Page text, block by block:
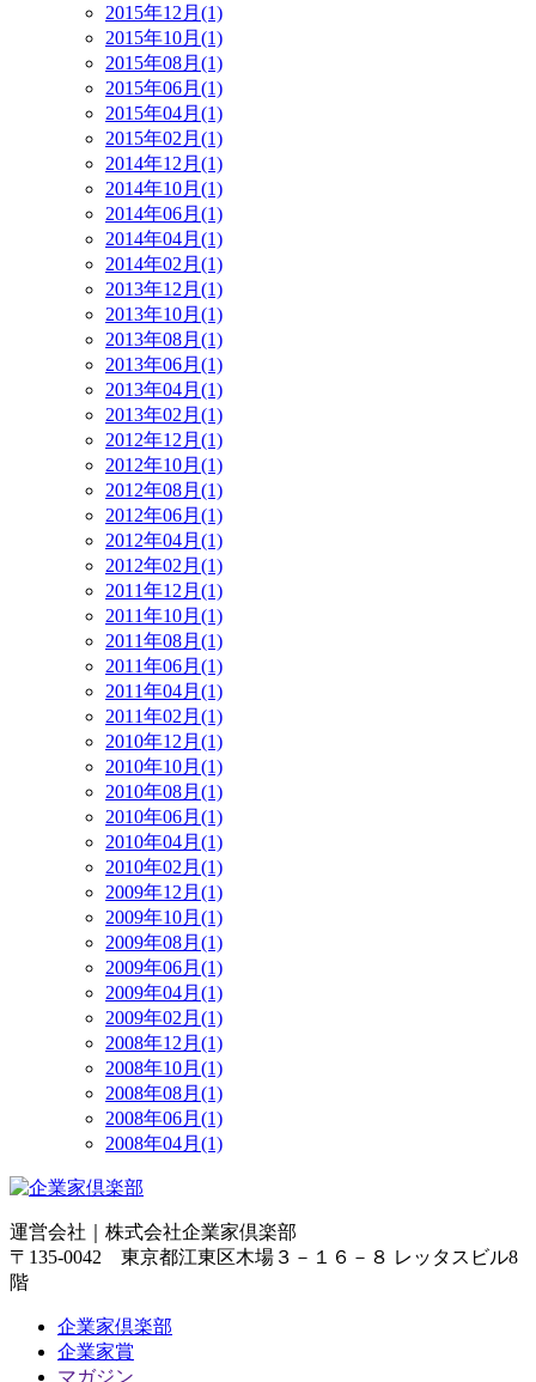
2015年12月(1)
2015年10月(1)
2015年08月(1)
2015年06月(1)
2015年04月(1)
2015年02月(1)
2014年12月(1)
2014年10月(1)
2014年06月(1)
2014年04月(1)
2014年02月(1)
2013年12月(1)
2013年10月(1)
2013年08月(1)
2013年06月(1)
2013年04月(1)
2013年02月(1)
2012年12月(1)
2012年10月(1)
2012年08月(1)
2012年06月(1)
2012年04月(1)
2012年02月(1)
2011年12月(1)
2011年10月(1)
2011年08月(1)
2011年06月(1)
2011年04月(1)
2011年02月(1)
2010年12月(1)
2010年10月(1)
2010年08月(1)
2010年06月(1)
2010年04月(1)
2010年02月(1)
2009年12月(1)
2009年10月(1)
2009年08月(1)
2009年06月(1)
2009年04月(1)
2009年02月(1)
2008年12月(1)
2008年10月(1)
2008年08月(1)
2008年06月(1)
2008年04月(1)
運営会社｜ 株式会社企業家倶楽部
〒135-0042 東京都江東区木場３－１６－８ レッタスビル8
階
企業家倶楽部
企業家賞
マガジン